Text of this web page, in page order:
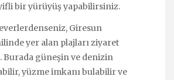
bir yürüyüş yapabilirsiniz.
Giresun
yer alan plajları ziyaret
Burada güneşin ve denizin
yüzme imkanı bulabilir ve